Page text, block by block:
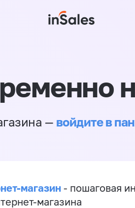
— войдите в
магазин - пошаговая
магазина